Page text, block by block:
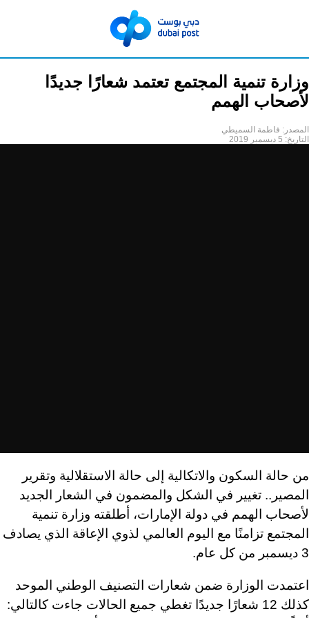
وزارة تنمية المجتمع تعتمد شعارًا جديدًا
لأصحاب الهمم
المصدر: فاطمة السميطي
التاريخ: 5 ديسمبر 2019
من حالة السكون والاتكالية إلى حالة الاستقلالية وتقرير
المصير.. تغيير في الشكل والمضمون في الشعار الجديد
لأصحاب الهمم في دولة الإمارات، أطلقته وزارة تنمية
المجتمع تزامنًا مع اليوم العالمي لذوي الإعاقة الذي يصادف
3 ديسمبر من كل عام.
اعتمدت الوزارة ضمن شعارات التصنيف الوطني الموحد
كذلك 12 شعارًا جديدًا تغطي جميع الحالات جاءت كالتالي: